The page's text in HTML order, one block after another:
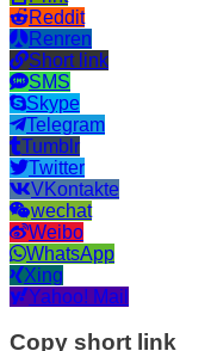
Reddit
Renren
Short link
SMS
Skype
Telegram
Tumblr
Twitter
VKontakte
wechat
Weibo
WhatsApp
Xing
Yahoo! Mail
Copy short link